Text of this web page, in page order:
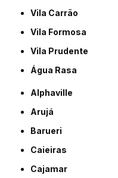
Vila Carrão
Vila Formosa
Vila Prudente
Água Rasa
Alphaville
Arujá
Barueri
Caieiras
Cajamar